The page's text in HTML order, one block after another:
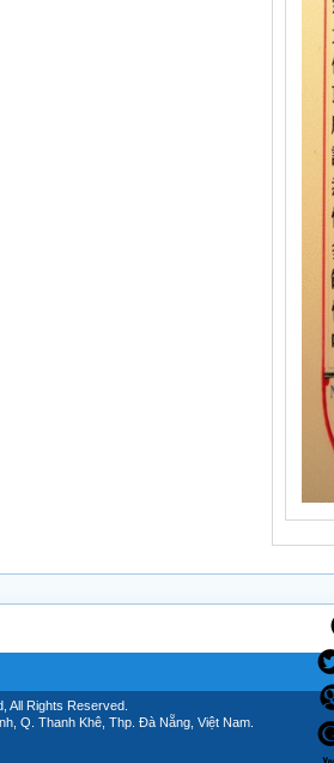
All Rights Reserved.
Q. Thanh Khê, Thp. Đà Nẵng, Việt Nam.